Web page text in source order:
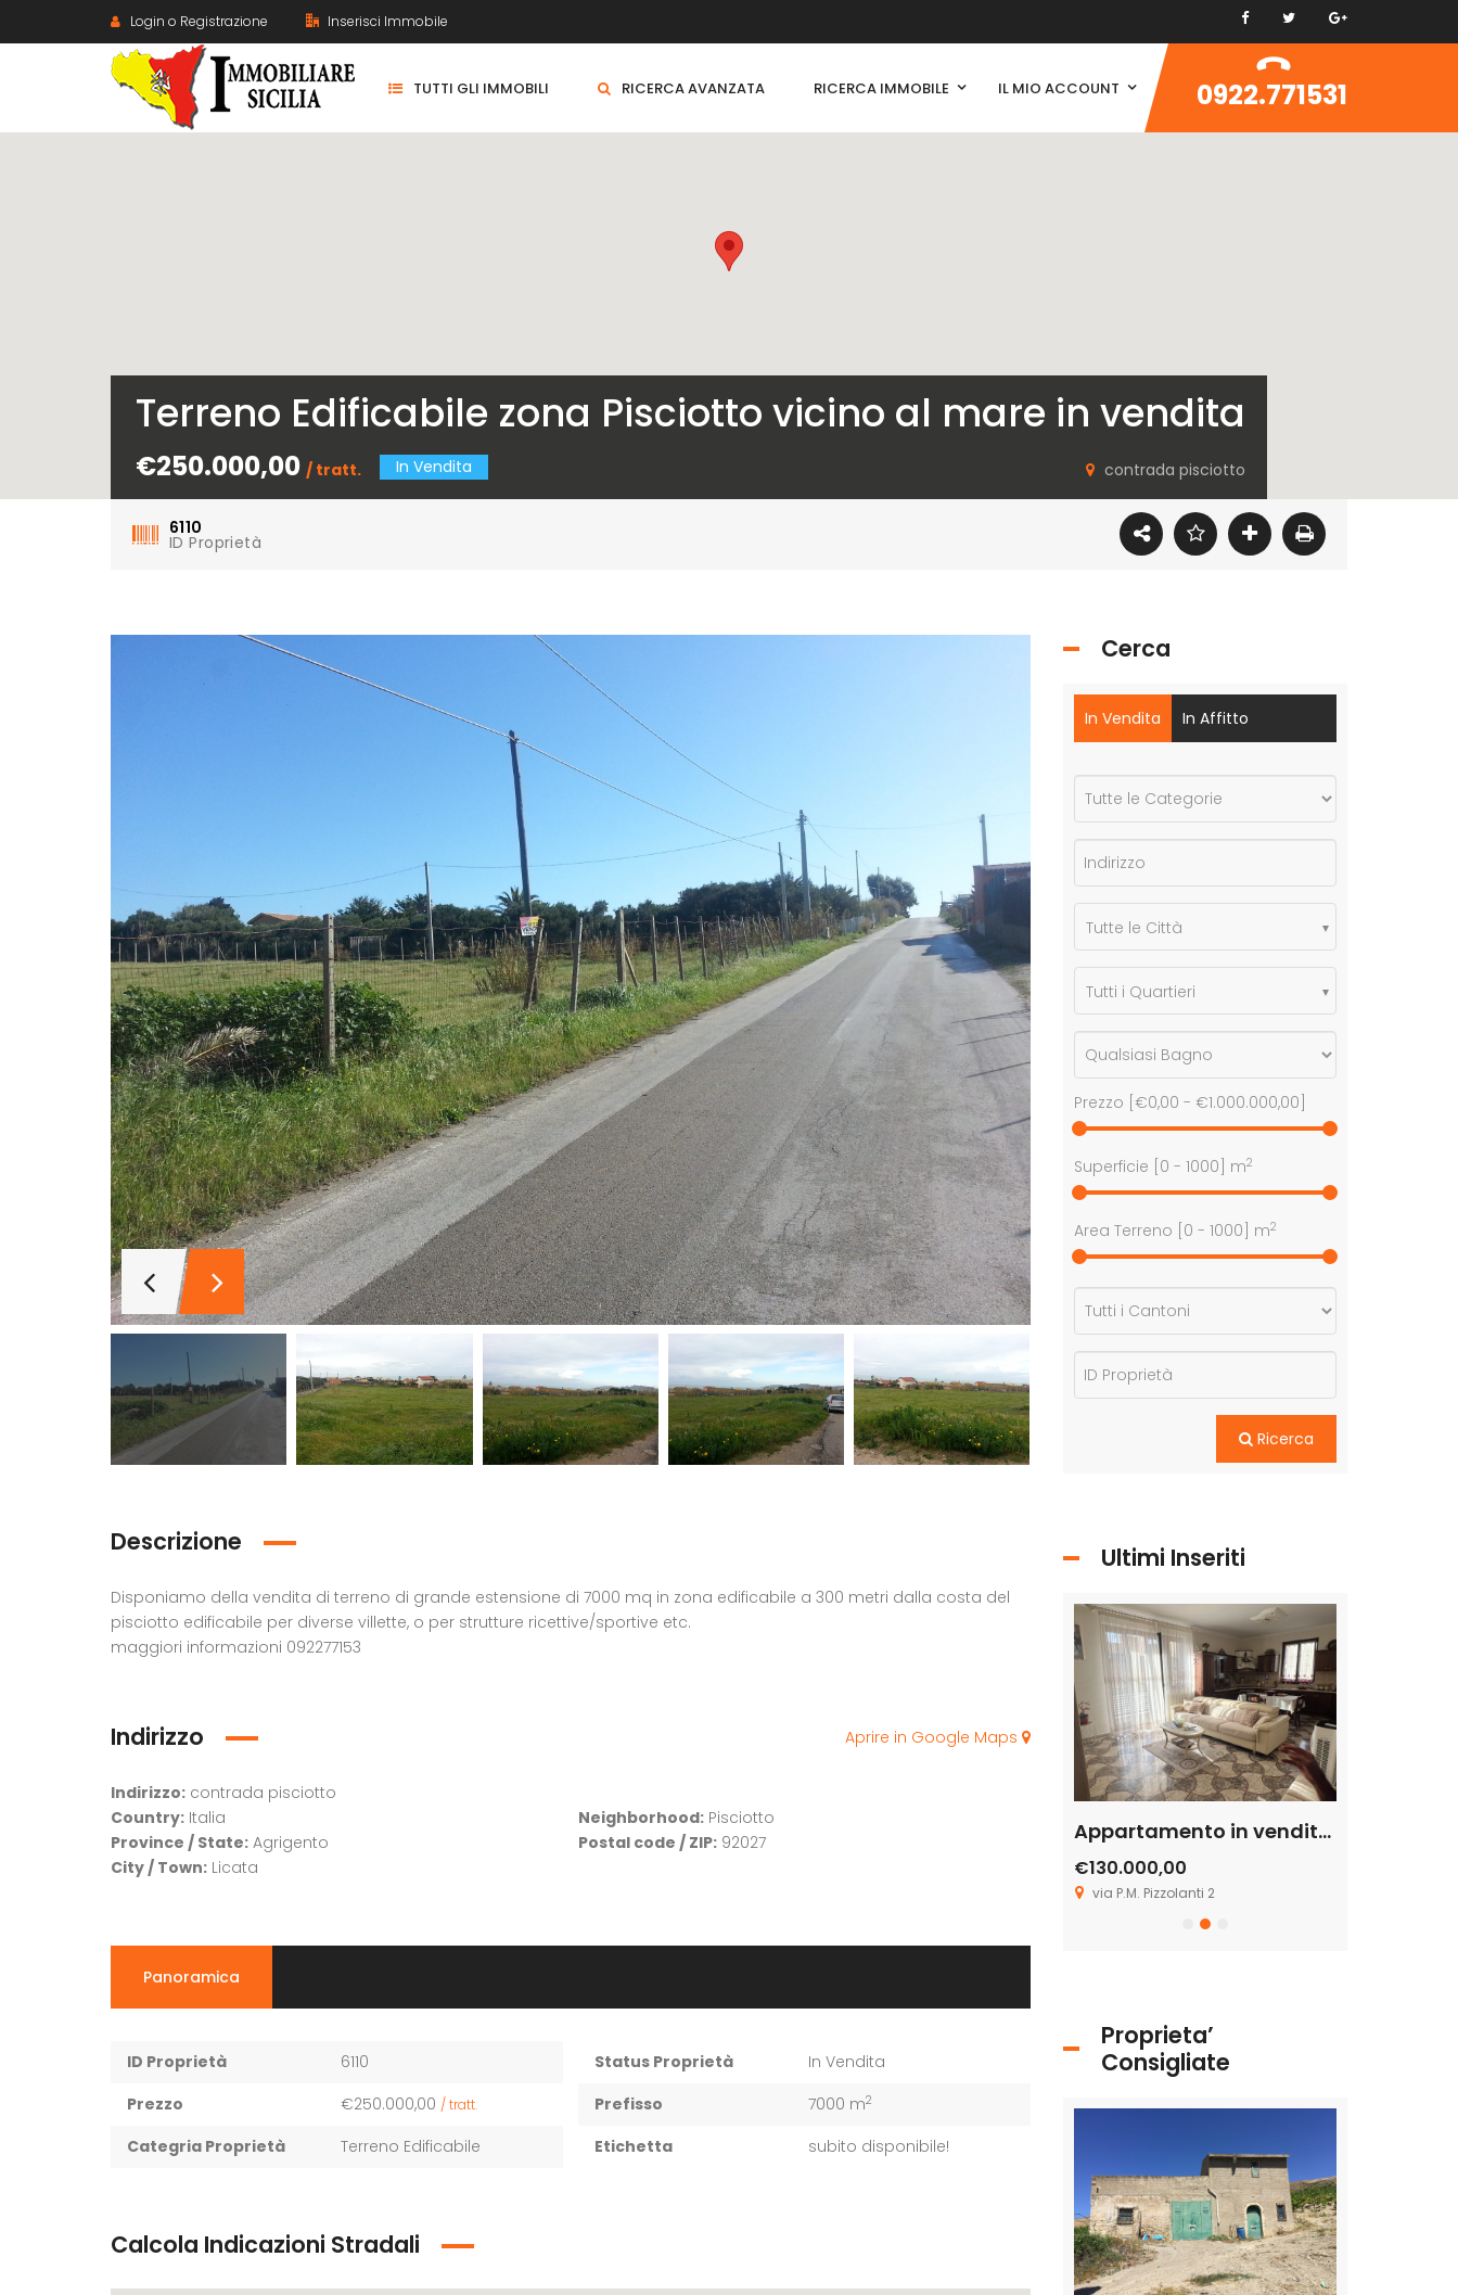
Login o Registrazione Inserisci Immobile
TUTTI GLI IMMOBILI RICERCA AVANZATA RICERCA IMMOBILE IL MIO ACCOUNT 0922.771531
Terreno Edificabile zona Pisciotto vicino al mare in vendita
€250.000,00 / tratt. In Vendita contrada pisciotto
6110
ID Proprietà
Descrizione
Disponiamo della vendita di terreno di grande estensione di 7000 mq in zona edificabile a 300 metri dalla costa del
pisciotto edificabile per diverse villette, o per strutture ricettive/sportive etc.
maggiori informazioni 092277153
Indirizzo
Indirizzo: contrada pisciotto
Country: Italia
Province / State: Agrigento
City / Town: Licata
Neighborhood: Pisciotto
Postal code / ZIP: 92027
Aprire in Google Maps
Panoramica
ID Proprietà
6110
Prezzo
€250.000,00 / tratt.
Categria Proprietà Terreno Edificabile
Status Proprietà
In Vendita
Prefisso
7000 m2
Etichetta subito disponibile!
Calcola Indicazioni Stradali
Cerca
In Vendita In Affitto
Tutte le Città
Tutti i Quartieri
Prezzo [ €0,00 - €1.000.000,00
Superficie [ 0 - 1000 ] m2
Area Terreno [ 0 - 1000 ] m2
Ricerca
Ultimi Inseriti
Appartamento in vendita in Via P.M. Filiberto Pizzolati 2, Licata
€130.000,00
via P.M. Pizzolanti 2
Proprieta’
Consigliate